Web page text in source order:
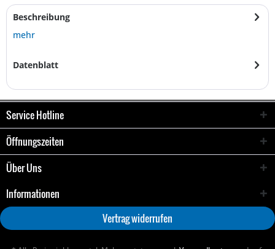
Beschreibung
mehr
Datenblatt
Service Hotline
Öffnungszeiten
Über Uns
Informationen
Vertrag widerrufen